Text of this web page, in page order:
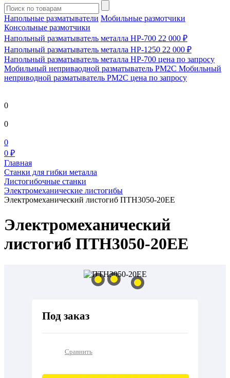
Напольные разматыватели Мобильные размотчики
Консольные размотчики
Напольный разматыватель металла HP-700 22 000 ₽
Напольный разматыватель металла HP-1250 22 000 ₽
Напольный разматыватель металла HP-700 цена по запросу
Мобильный непривaодной разматыватель РМ2С Мобильный
неприводной разматыватель РМ2С цена по запросу
0
0
0
0 ₽
Главная
Станки для гибки металла
Листогибочные станки
Электромеханические листогибы
Электромеханический листогиб ПТН3050-20ЕЕ
Электромеханический
листогиб ПТН3050-20ЕЕ
Под заказ
Сравнить